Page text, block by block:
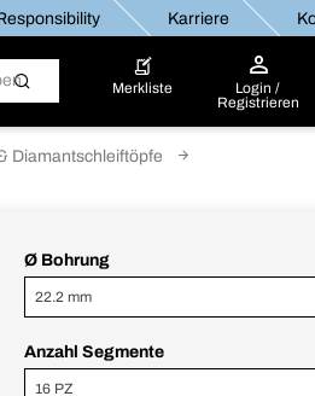
Karriere
Merkliste
Login /
Registrieren
Diamantschleiftöpfe
Ø Bohrung
22.2 mm
Anzahl Segmente
16 PZ